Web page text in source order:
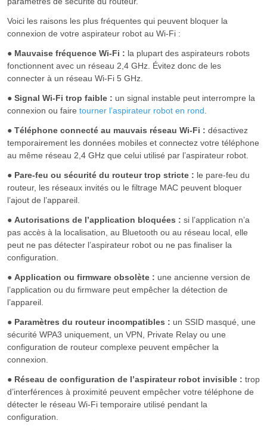
Voici les raisons les plus fréquentes qui peuvent bloquer la
connexion de votre aspirateur robot au Wi-Fi :
● Mauvaise fréquence Wi-Fi : la plupart des aspirateurs robots
fonctionnent avec un réseau 2,4 GHz. Évitez donc de les
connecter à un réseau Wi-Fi 5 GHz.
● Signal Wi-Fi trop faible : un signal instable peut interrompre la
connexion ou faire tourner l’aspirateur robot en rond
● Téléphone connecté au mauvais réseau Wi-Fi : désactivez
temporairement les données mobiles et connectez votre téléphone
au même réseau 2,4 GHz que celui utilisé par l’aspirateur robot.
● Pare-feu ou sécurité du routeur trop stricte : le pare-feu du
routeur, les réseaux invités ou le filtrage MAC peuvent bloquer
l’ajout de l’appareil.
● Autorisations de l’application bloquées : si l’application n’a
pas accès à la localisation, au Bluetooth ou au réseau local, elle
peut ne pas détecter l’aspirateur robot ou ne pas finaliser la
configuration.
● Application ou firmware obsolète : une ancienne version de
l’application ou du firmware peut empêcher la détection de
l’appareil.
● Paramètres du routeur incompatibles : un SSID masqué, une
sécurité WPA3 uniquement, un VPN, Private Relay ou une
configuration de routeur complexe peuvent empêcher la
connexion.
● Réseau de configuration de l’aspirateur robot invisible : trop
d’interférences à proximité peuvent empêcher votre téléphone de
détecter le réseau Wi-Fi temporaire utilisé pendant la
configuration.